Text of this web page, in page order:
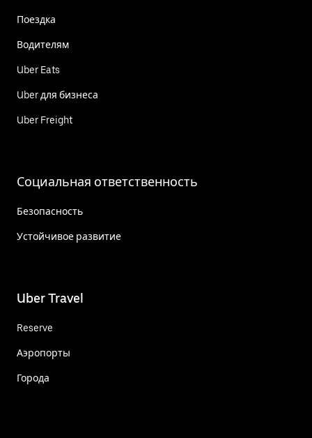
Поездка
Водителям
Uber Eats
Uber для бизнеса
Uber Freight
Социальная ответственность
Безопасность
Устойчивое развитие
Uber Travel
Reserve
Аэропорты
Города